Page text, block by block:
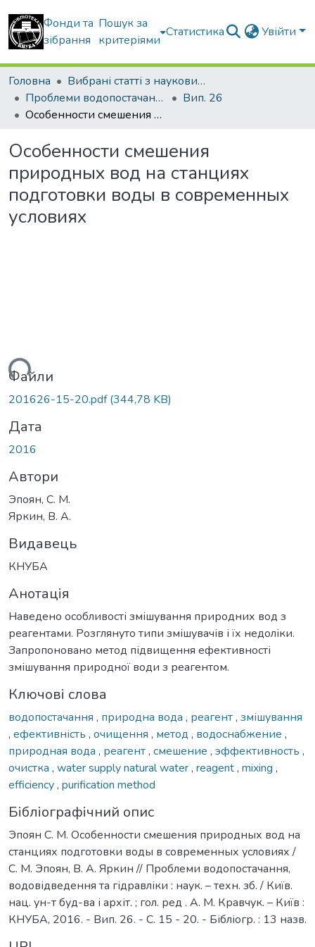
Фонди та
зібрання
Пошук за
критеріями
Статистика Увійти
Головна
Вибрані статті з наукових збірників КНУБА
Проблеми водопостачання, водовідведення та гідравліки
Вип. 26
Особенности смешения природных вод на станциях подготовки воды в современных условиях
Особенности смешения
природных вод на станциях
подготовки воды в современных
условиях
Файли
201626-15-20.pdf(344,78 KB)
Дата
2016
Автори
Эпоян, С. М.
Яркин, В. А.
Видавець
КНУБА
Анотація
Наведено особливості змішування природних вод з
реагентами. Розглянуто типи змішувачів і їх недоліки.
Запропоновано метод підвищення ефективності
змішування природної води з реагентом.
Ключові слова
водопостачання , природна вода , реагент, змішування
, ефективність , очищення , метод , водоснабжение ,
природная вода , реагент, смешение , эффективность ,
очистка , water supply natural water, reagent, mixing ,
efficiency, purification method
Бібліографічний опис
Эпоян С. М. Особенности смешения природных вод на
станциях подготовки воды в современных условиях /
С. М. Эпоян, В. А. Яркин // Проблеми водопостачання,
водовідведення та гідравліки : наук. – техн. зб. / Київ.
нац. ун-т буд-ва і архіт. ; гол. ред . А. М. Кравчук. – Київ :
КНУБА, 2016. - Вип. 26. - С. 15 - 20. - Бібліогр. : 13 назв.